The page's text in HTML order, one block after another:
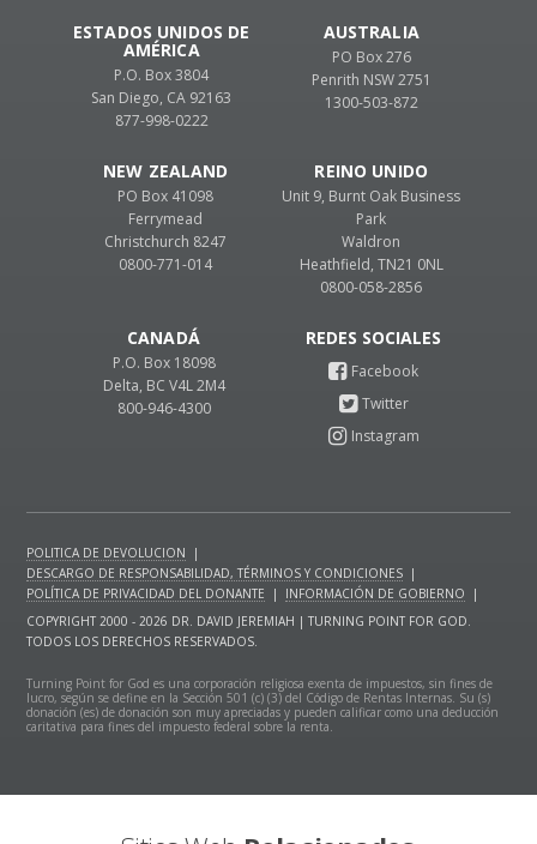
ESTADOS UNIDOS DE
AMÉRICA
P.O. Box 3804
San Diego, CA 92163
877-998-0222
CANADÁ
P.O. Box 18098
Delta, BC V4L 2M4
800-946-4300
REINO UNIDO
Unit 9, Burnt Oak Business
Park
Waldron
Heathfield, TN21 0NL
0800-058-2856
AUSTRALIA
PO Box 276
Penrith NSW 2751
1300-503-872
NEW ZEALAND
PO Box 41098
Ferrymead
Christchurch 8247
0800-771-014
POLITICA DE DEVOLUCION
|
DESCARGO DE RESPONSABILIDAD, TÉRMINOS Y CONDICIONES |
POLÍTICA DE PRIVACIDAD DEL DONANTE
| INFORMACIÓN DE GOBIERNO
|
COPYRIGHT 2000 - 2026 DR. DAVID JEREMIAH | TURNING POINT FOR GOD.
TODOS LOS DERECHOS RESERVADOS.
Turning Point for God es una corporación religiosa exenta de impuestos, sin fines de
lucro, según se define en la Sección 501 (c) (3) del Código de Rentas Internas. Su (s)
donación (es) de donación son muy apreciadas y pueden calificar como una deducción
caritativa para fines del impuesto federal sobre la renta.